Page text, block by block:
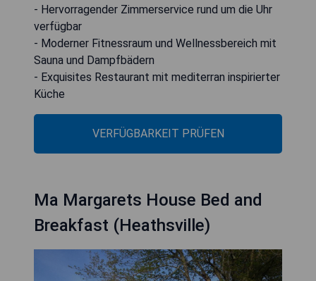
- Hervorragender Zimmerservice rund um die Uhr
verfügbar
- Moderner Fitnessraum und Wellnessbereich mit
Sauna und Dampfbädern
- Exquisites Restaurant mit mediterran inspirierter
Küche
VERFÜGBARKEIT PRÜFEN
Ma Margarets House Bed and
Breakfast (Heathsville)